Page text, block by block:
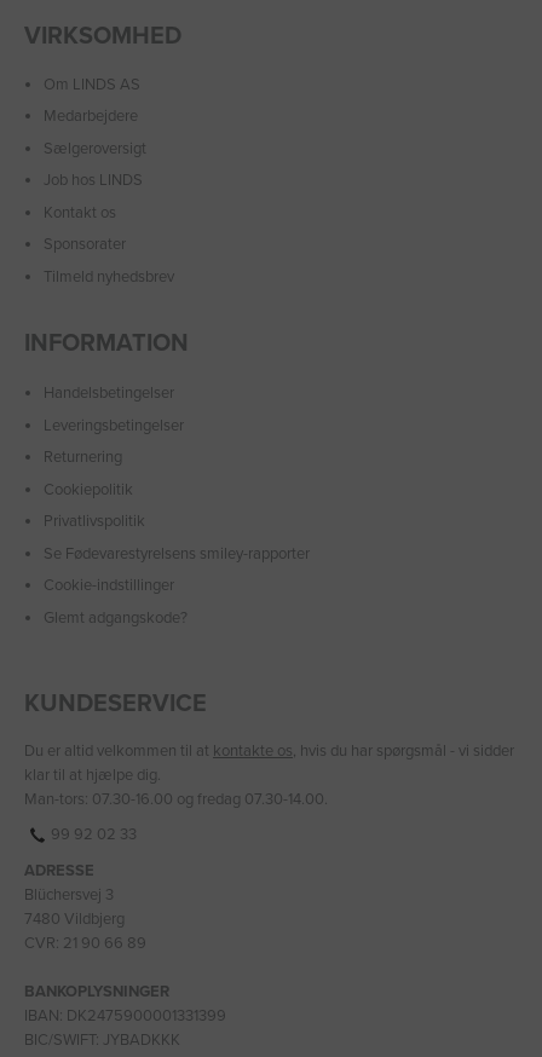
VIRKSOMHED
Om LINDS AS
Medarbejdere
Sælgeroversigt
Job hos LINDS
Kontakt os
Sponsorater
Tilmeld nyhedsbrev
INFORMATION
Handelsbetingelser
Leveringsbetingelser
Returnering
Cookiepolitik
Privatlivspolitik
Se Fødevarestyrelsens smiley-rapporter
Cookie-indstillinger
Glemt adgangskode?
KUNDESERVICE
Du er altid velkommen til at kontakte os, hvis du har spørgsmål - vi sidder
klar til at hjælpe dig.
Man-tors: 07.30-16.00 og fredag 07.30-14.00.
99 92 02 33
ADRESSE
Blüchersvej 3
7480 Vildbjerg
CVR: 21 90 66 89
BANKOPLYSNINGER
IBAN: DK2475900001331399
BIC/SWIFT: JYBADKKK